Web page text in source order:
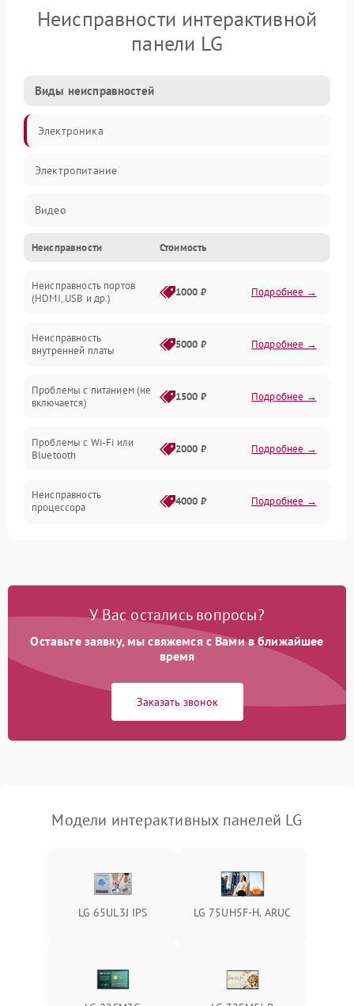
Неисправности интерактивной
панели LG
Виды неисправностей
Электроника
Электропитание
Видео
Сенсор
Сенсорный экран
Экран
Аудиосистема
Неисправности Стоимость
Неисправность портов
(HDMI, USB и др.)
1000 ₽ Подробнее →
Неисправность
внутренней платы
5000 ₽ Подробнее →
Проблемы с питанием (не
включается)
1500 ₽ Подробнее →
Проблемы с Wi-Fi или
Bluetooth
2000 ₽ Подробнее →
Неисправность
процессора
4000 ₽ Подробнее →
Перегрев устройства 1500 ₽ Подробнее →
Неисправность системы
2000 ₽
Повреждение разъемов
У Вас остались вопросы?
Оставьте заявку, мы свяжемся с Вами в ближайшее
время
Заказать звонок
Модели интерактивных панелей LG
LG 65UL3J IPS LG 75UH5F-H. ARUC